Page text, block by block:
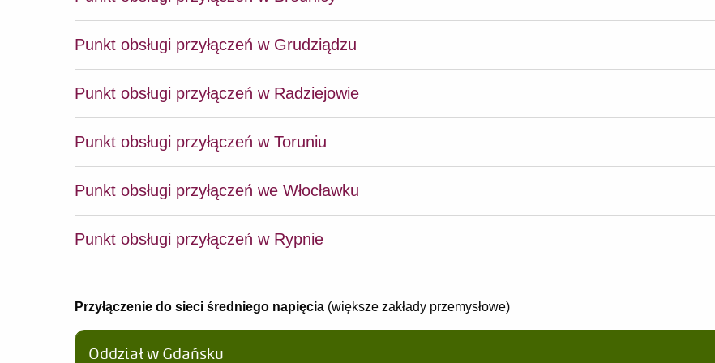
Punkt obsługi przyłączeń w Grudziądzu
Punkt obsługi przyłączeń w Radziejowie
Punkt obsługi przyłączeń w Toruniu
Punkt obsługi przyłączeń we Włocławku
Punkt obsługi przyłączeń w Rypnie
Przyłączenie do sieci średniego napięcia (większe zakłady przemysłowe)
Oddział w Gdańsku